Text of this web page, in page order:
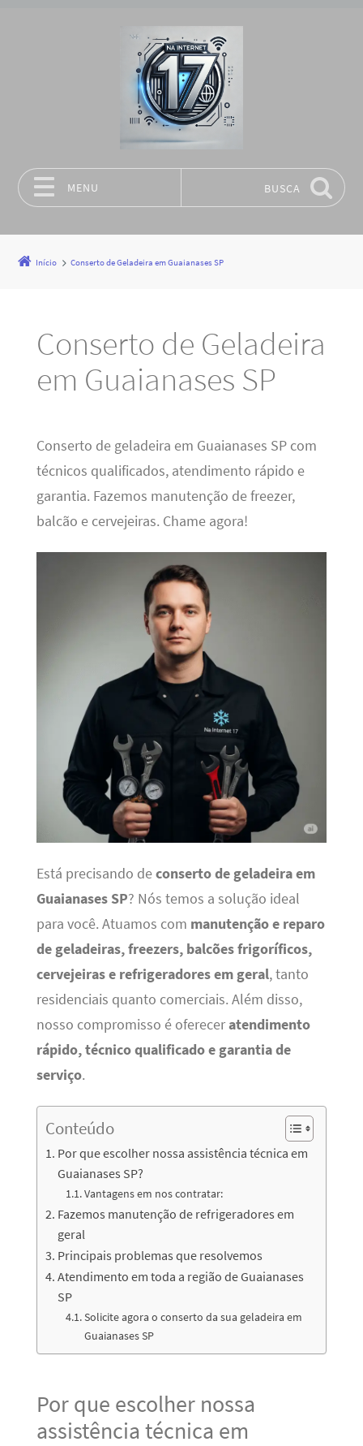
MENU BUSCA
Início Conserto de Geladeira em Guaianases SP
Conserto de Geladeira
em Guaianases SP
Conserto de geladeira em Guaianases SP com
técnicos qualificados, atendimento rápido e
garantia. Fazemos manutenção de freezer,
balcão e cervejeiras. Chame agora!
Está precisando deconserto de geladeira em
Guaianases SP? Nós temos a solução ideal
para você. Atuamos com manutenção e reparo
de geladeiras, freezers, balcões frigoríficos,
cervejeiras e refrigeradores em geral, tanto
residenciais quanto comerciais. Além disso,
nosso compromisso é ofereceratendimento
rápido, técnico qualificado e garantia de
serviço.
Conteúdo
Por que escolher nossa assistência técnica em
Guaianases SP?
Vantagens em nos contratar:
Fazemos manutenção de refrigeradores em
geral
Principais problemas que resolvemos
Atendimento em toda a região de Guaianases
SP
Solicite agora o conserto da sua geladeira em
Guaianases SP
Por que escolher nossa
assistência técnica em